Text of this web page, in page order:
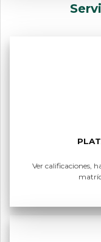
Ver calificaciones,